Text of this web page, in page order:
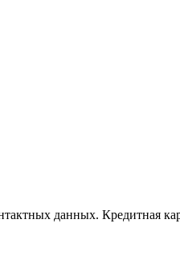
данных. Кредитная